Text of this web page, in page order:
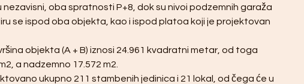
nezavisni, oba spratnosti P+8, dok su nivoi podzemnih garaža
se ispod oba objekta, kao i ispod platoa koji je projektovan
objekta (A + B) iznosi 24.961 kvadratni metar, od toga
a nadzemno 17.572 m2.
ukupno 211 stambenih jedinica i 21 lokal, od čega će u